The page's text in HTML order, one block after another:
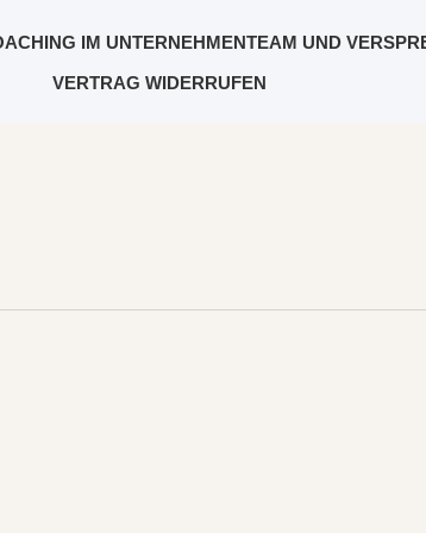
IM UNTERNEHMENTEAM UND
VERTRAG WIDERRUFEN